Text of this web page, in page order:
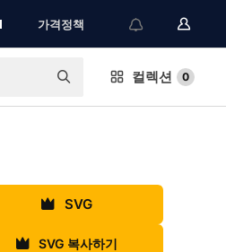
가격정책
컬렉션 0
SVG
SVG 복사하기